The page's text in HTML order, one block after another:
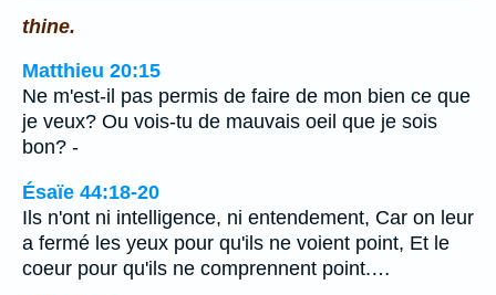
thine.
Matthieu 20:15
Ne m'est-il pas permis de faire de mon bien ce que
je veux? Ou vois-tu de mauvais oeil que je sois
bon? -
Ésaïe 44:18-20
Ils n'ont ni intelligence, ni entendement, Car on leur
a fermé les yeux pour qu'ils ne voient point, Et le
coeur pour qu'ils ne comprennent point.…